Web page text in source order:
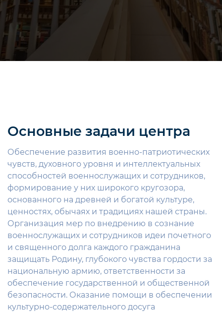
Основные задачи центра
Обеспечение развития военно-патриотических
чувств, духовного уровня и интеллектуальных
способностей военнослужащих и сотрудников,
формирование у них широкого кругозора,
основанного на древней и богатой культуре,
ценностях, обычаях и традициях нашей страны.
Организация мер по внедрению в сознание
военнослужащих и сотрудников идеи почетного
и священного долга каждого гражданина
защищать Родину, глубокого чувства гордости за
национальную армию, ответственности за
обеспечение государственной и общественной
безопасности. Оказание помощи в обеспечении
культурно-содержательного досуга